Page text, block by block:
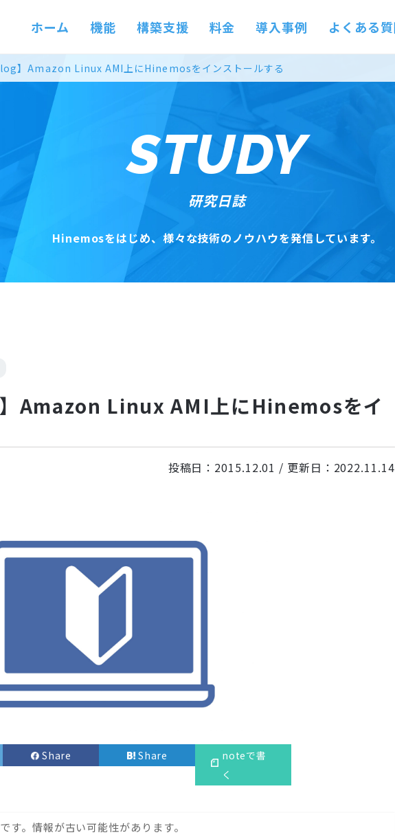
ホーム 機能 構築支援 料金 導入事例 よくある
】Amazon Linux AMI上にHinemosをインストールする
STUDY
研究日誌
Hinemosをはじめ、 様々な技術のノウハウを発信しています。
Amazon Linux AMI上にHinemosをイ
投稿日： 2015.12.01 / 更新日： 2022.11.14
Share Share
noteで書
く
す。情報が古い可能性があります。